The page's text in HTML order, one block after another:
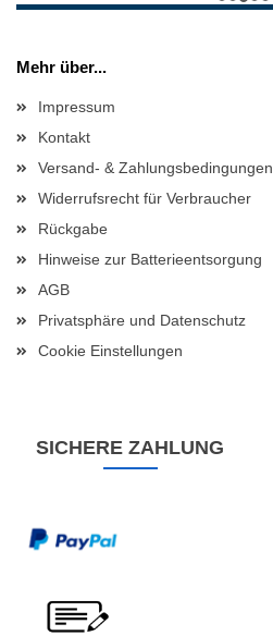
Mehr über...
Impressum
Kontakt
Versand- & Zahlungsbedingungen
Widerrufsrecht für Verbraucher
Rückgabe
Hinweise zur Batterieentsorgung
AGB
Privatsphäre und Datenschutz
Cookie Einstellungen
SICHERE ZAHLUNG